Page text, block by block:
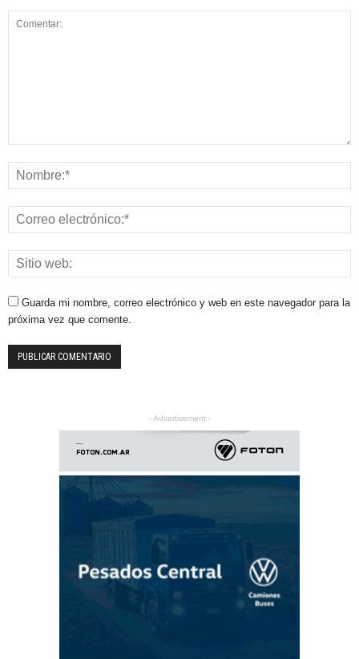
Guarda mi nombre, correo electrónico y web en este navegador para la
próxima vez que comente.
- Advertisement -